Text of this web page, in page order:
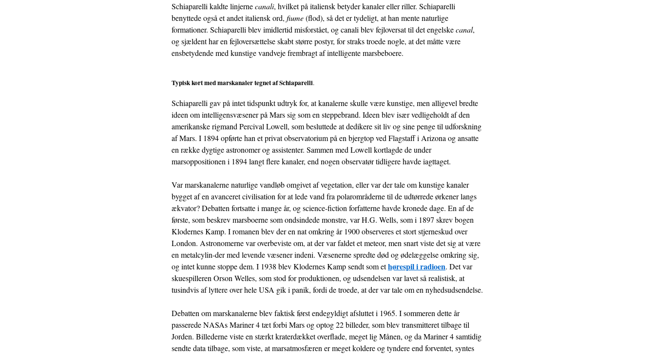
Schiaparelli kaldte linjernecanali, hvilket på italiensk betyder kanaler eller riller. Schiaparelli
benyttede også et andet italiensk ord, fiume(flod), så det er tydeligt, at han mente naturlige
formationer. Schiaparelli blev imidlertid misforstået, og canali blev fejloversat til det engelskecanal,
og sjældent har en fejloversættelse skabt større postyr, for straks troede nogle, at det måtte være
ensbetydende med kunstige vandveje frembragt af intelligente marsbeboere.
Typisk kort med marskanaler tegnet af Schiaparelli.
Schiaparelli gav på intet tidspunkt udtryk for, at kanalerne skulle være kunstige, men alligevel bredte
ideen om intelligensvæsener på Mars sig som en steppebrand. Ideen blev især vedligeholdt af den
amerikanske rigmand Percival Lowell, som besluttede at dedikere sit liv og sine penge til udforskning
af Mars. I 1894 opførte han et privat observatorium på en bjergtop ved Flagstaff i Arizona og ansatte
en række dygtige astronomer og assistenter. Sammen med Lowell kortlagde de under
marsoppositionen i 1894 langt flere kanaler, end nogen observatør tidligere havde iagttaget.
Var marskanalerne naturlige vandløb omgivet af vegetation, eller var der tale om kunstige kanaler
bygget af en avanceret civilisation for at lede vand fra polarområderne til de udtørrede ørkener langs
ækvator? Debatten fortsatte i mange år, og science-fiction forfatterne havde kronede dage. En af de
første, som beskrev marsboerne som ondsindede monstre, var H.G. Wells, som i 1897 skrev bogen
Klodernes Kamp. I romanen blev der en nat omkring år 1900 observeres et stort stjerneskud over
London. Astronomerne var overbeviste om, at der var faldet et meteor, men snart viste det sig at være
en metalcylin-der med levende væsener indeni. Væsenerne spredte død og ødelæggelse omkring sig,
og intet kunne stoppe dem. I 1938 blev Klodernes Kamp sendt som ethørespil i radioen. Det var
skuespilleren Orson Welles, som stod for produktionen, og udsendelsen var lavet så realistisk, at
tusindvis af lyttere over hele USA gik i panik, fordi de troede, at der var tale om en nyhedsudsendelse.
Debatten om marskanalerne blev faktisk først endegyldigt afsluttet i 1965. I sommeren dette år
passerede NASAs Mariner 4 tæt forbi Mars og optog 22 billeder, som blev transmitteret tilbage til
Jorden. Billederne viste en stærkt kraterdækket overflade, meget lig Månen, og da Mariner 4 samtidig
sendte data tilbage, som viste, at marsatmosfæren er meget koldere og tyndere end forventet, syntes